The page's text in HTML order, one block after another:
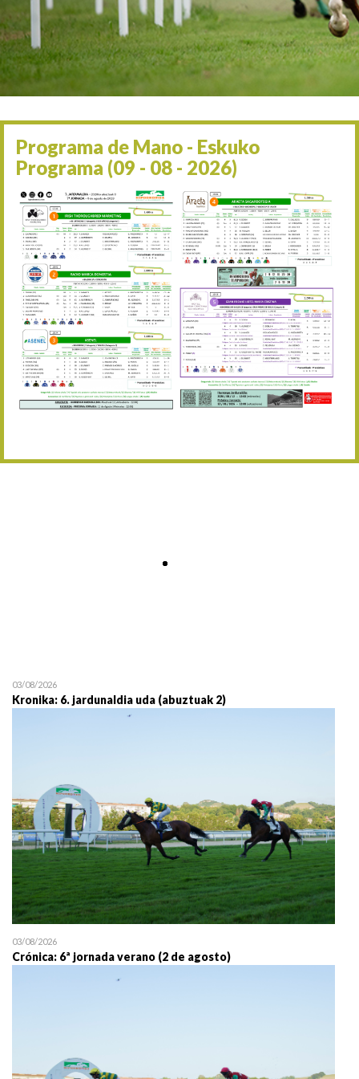
06/09 17:30 Irailaren 6a / 6 de
13/09 17:30 Irailaren 13a / 13 de
30/09 11:30 Irailaren 30a / 30 de
11/06 11:30
05/07 11:30 Uztailaren 5a / 5 de julio
12/07 11:30 Uztailaren 12a / 12 de
19/07 11:30 Uztailaren 19a / 19 de
25/07 11:30 Uztailaren 25a / 25 de
02/08 17:30 Abuztuaren 2a / 2 de
09/08 17:30 Abuztuaren 9a / 9 de
12/08 12:08 Abuztaren 12a / 12 de
15/08 17:05 Abuztuaren 15a / 15 de
30/08 17:30 Abuztuaren 30a / 30 de
19/07 11:30
Programa de Mano - Eskuko
Programa (09 - 08 - 2026)
03/08/2026
Kronika: 6. jardunaldia uda (abuztuak 2)
03/08/2026
Crónica: 6ª jornada verano (2 de agosto)